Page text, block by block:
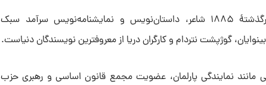
ویکتور هوگو متولد ۱۸۰۲ و درگذشتهٔ ۱۸۸۵ شاعر، داستان‌نویس و نمایشنامه‌نویس سرآمد سبک
گوژپشت نتردام و کارگران دریا از معروفترین نویسندگان دنیاست.
مانند نمایندگی پارلمان، عضویت مجمع قانون اساسی و رهبری حزب